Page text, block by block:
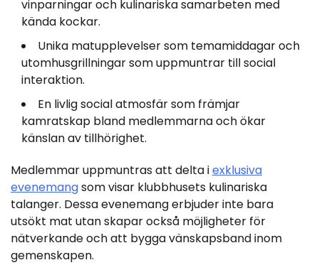
vinparningar och kulinariska samarbeten med
kända kockar.
Unika matupplevelser som temamiddagar och
utomhusgrillningar som uppmuntrar till social
interaktion.
En livlig social atmosfär som främjar
kamratskap bland medlemmarna och ökar
känslan av tillhörighet.
Medlemmar uppmuntras att delta iexklusiva
evenemangsom visar klubbhusets kulinariska
talanger. Dessa evenemang erbjuder inte bara
utsökt mat utan skapar också möjligheter för
nätverkande och att bygga vänskapsband inom
gemenskapen.